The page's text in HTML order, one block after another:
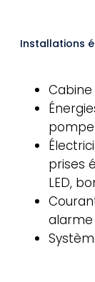
Installations
pompe
prises
LED,
alarme